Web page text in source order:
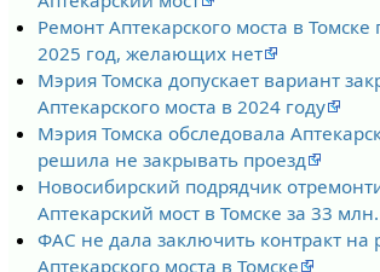
Ремонт Аптекарского моста в Томске
2025 год, желающих нет
Мэрия Томска допускает вариант
Аптекарского моста в 2024 году
Мэрия Томска обследовала
решила не закрывать проезд
Новосибирский подрядчик
Аптекарский мост в Томске за 33
ФАС не дала заключить контракт на
Аптекарского моста в Томске